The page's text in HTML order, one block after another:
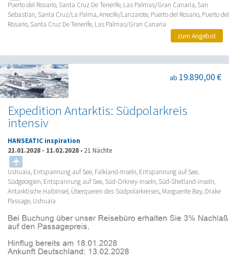
Puerto del Rosario, Santa Cruz De Tenerife, Las Palmas/Gran Canaria, San
Sebastian, Santa Cruz/La Palma, Arrecife/Lanzarote, Puerto del Rosario, Puerto del
Rosario, Santa Cruz De Tenerife, Las Palmas/Gran Canaria
zum Angebot
Expedition Antarktis: Südpolarkreis
intensiv
ab 19.890,00 €
HANSEATIC inspiration
21.01.2028 - 11.02.2028 • 21 Nächte
Ushuaia, Entspannung auf See, Falkland-Inseln, Entspannung auf See,
Südgeorgien, Entspannung auf See, Süd-Orkney-Inseln, Süd-Shetland-Inseln,
Antarktische Halbinsel, Überqueren des Südpolarkreises, Marguerite Bay, Drake
Passage, Ushuaia